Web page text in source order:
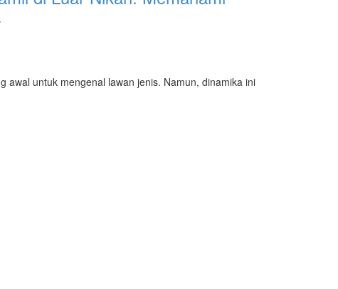
awal untuk mengenal lawan jenis. Namun, dinamika ini